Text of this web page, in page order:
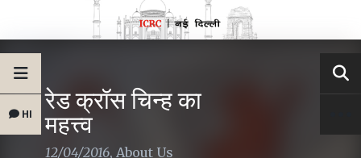
HI रेड क्रॉस चिन्ह का
महत्त्व
12/04/2016, About Us